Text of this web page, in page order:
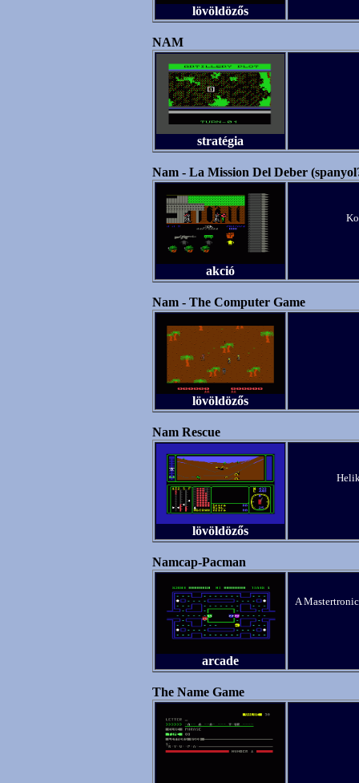
lövöldözős
NAM
stratégia
Nam - La Mission Del Deber
akció
Nam - The Computer Game
lövöldözős
Nam Rescue
lövöldözős
Namcap-Pacman
arcade
A
The Name Game